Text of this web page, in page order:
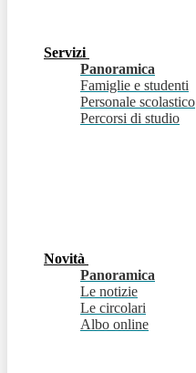
Servizi
Panoramica
Famiglie e studenti
Personale scolastico
Percorsi di studio
Novità
Panoramica
Le notizie
Le circolari
Albo online